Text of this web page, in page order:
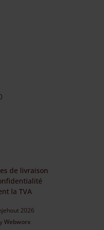
de livraison
la TVA
2026
Webworx